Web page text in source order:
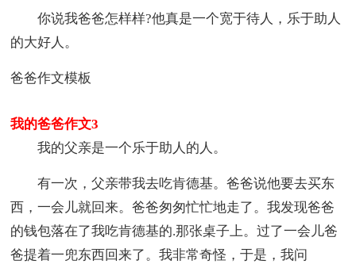
你说我爸爸怎样样?他真是一个宽于待人，乐于助人
的大好人。
爸爸作文模板
我的爸爸作文3
我的父亲是一个乐于助人的人。
有一次，父亲带我去吃肯德基。爸爸说他要去买东
西，一会儿就回来。爸爸匆匆忙忙地走了。我发现爸爸
的钱包落在了我吃肯德基的.那张桌子上。过了一会儿爸
爸提着一兜东西回来了。我非常奇怪，于是，我问